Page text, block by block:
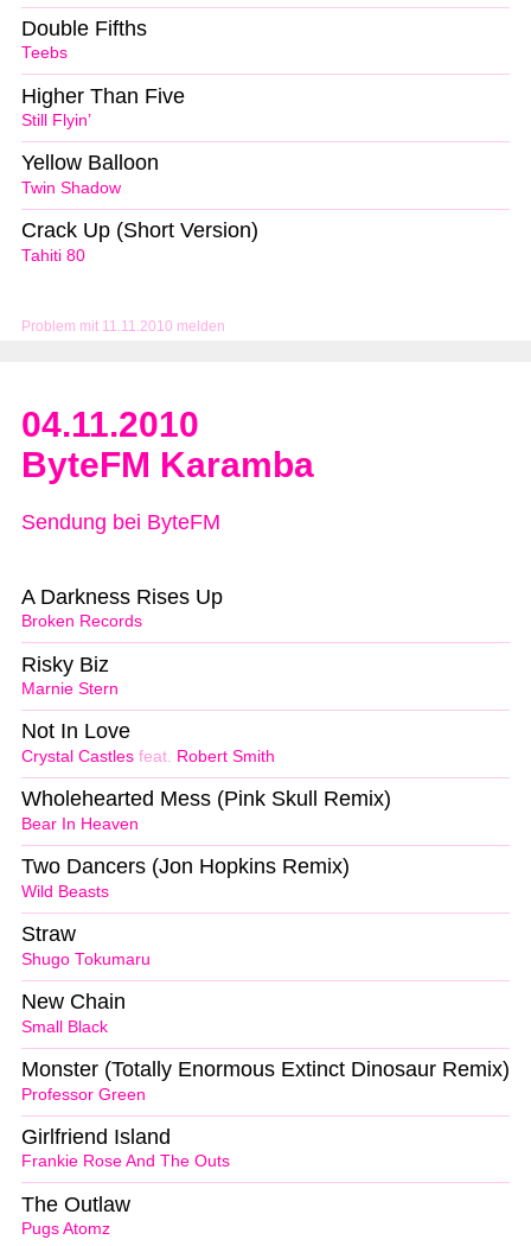
Problem mit 11.11.2010 melden
Teebs
Double Fifths
Still Flyin’
Higher Than Five
Twin Shadow
Yellow Balloon
Tahiti 80
Crack Up (Short Version)
04.11.2010
ByteFM Karamba
Sendung bei ByteFM
Broken Records
A Darkness Rises Up
Marnie Stern
Risky Biz
Crystal Castles feat. Robert Smith
Not In Love
Bear In Heaven
Wholehearted Mess (Pink Skull Remix)
Wild Beasts
Two Dancers (Jon Hopkins Remix)
Shugo Tokumaru
Straw
Small Black
New Chain
Professor Green
Monster (Totally Enormous Extinct Dinosaur Remix)
Frankie Rose And The Outs
Girlfriend Island
Pugs Atomz
The Outlaw